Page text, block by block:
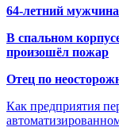
64-летний
В спальном
произошёл пожар
Отец по
Как предприятия